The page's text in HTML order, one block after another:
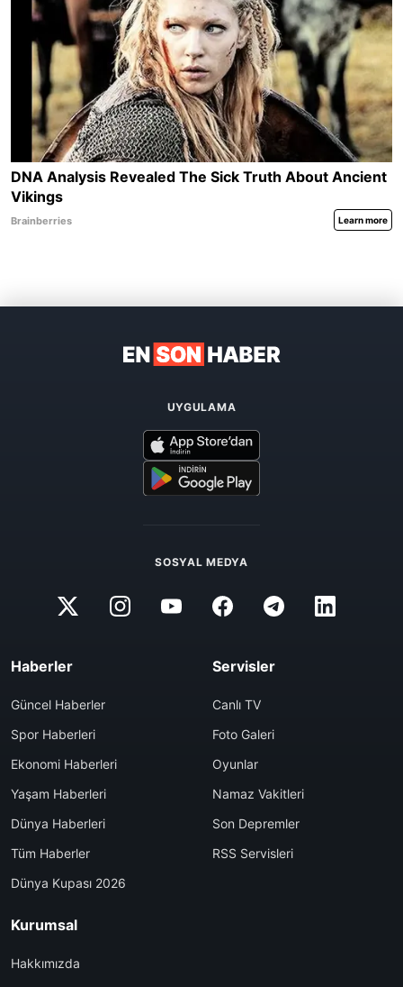
UYGULAMA
SOSYAL MEDYA
Haberler
Güncel Haberler
Spor Haberleri
Ekonomi Haberleri
Yaşam Haberleri
Dünya Haberleri
Tüm Haberler
Dünya Kupası 2026
Servisler
Canlı TV
Foto Galeri
Oyunlar
Namaz Vakitleri
Son Depremler
RSS Servisleri
Kurumsal
Hakkımızda